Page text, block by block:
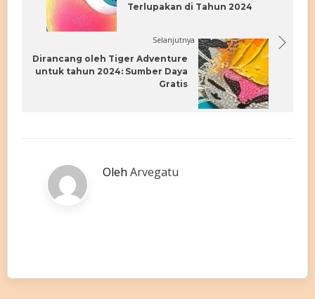
Terlupakan di Tahun 2024
Selanjutnya
Dirancang oleh Tiger Adventure
untuk tahun 2024: Sumber Daya
Gratis
Oleh Arvegatu